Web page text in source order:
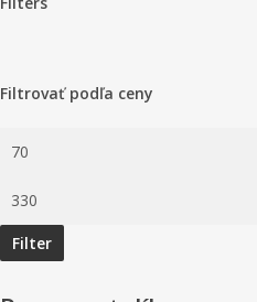
Filtrovať podľa ceny
Filter